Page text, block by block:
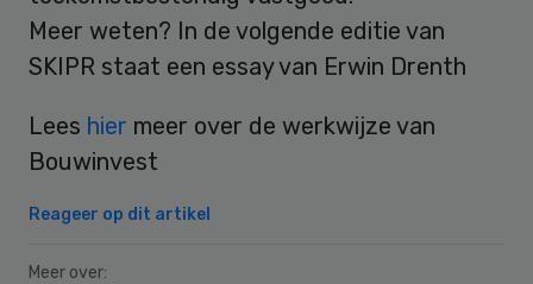
Meer weten? In de volgende editie van
SKIPR staat een essay van Erwin Drenth
Lees hier meer over de werkwijze van
Bouwinvest
Reageer op dit artikel
Meer over: